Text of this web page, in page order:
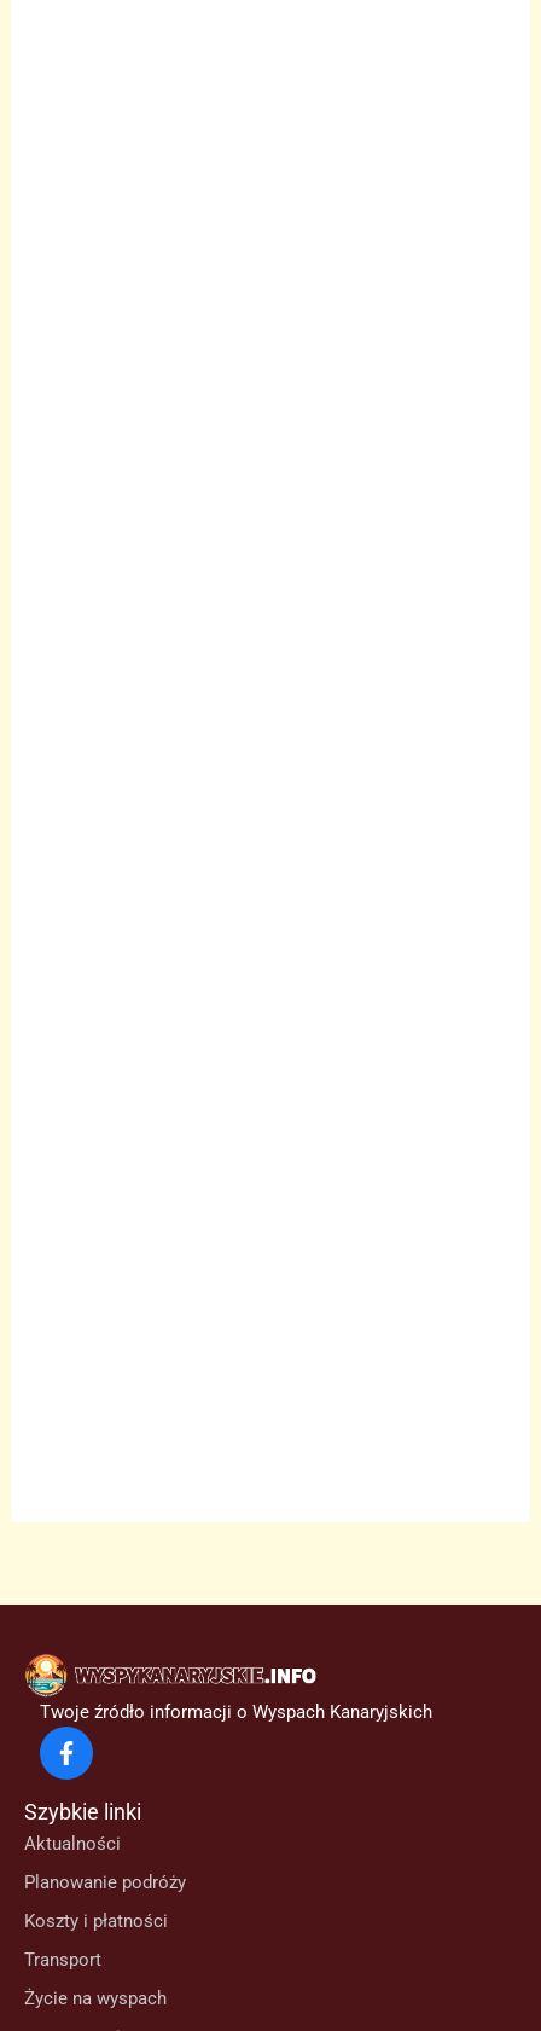
Twoje źródło informacji o Wyspach Kanaryjskich
Szybkie linki
Aktualności
Planowanie podróży
Koszty i płatności
Transport
Życie na wyspach